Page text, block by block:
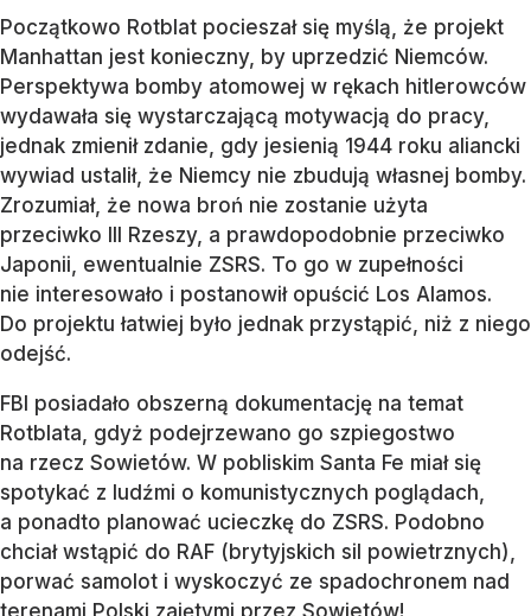
Początkowo Rotblat pocieszał się myślą, że projekt
Manhattan jest konieczny, by uprzedzić Niemców.
Perspektywa bomby atomowej w rękach hitlerowców
wydawała się wystarczającą motywacją do pracy,
jednak zmienił zdanie, gdy jesienią 1944 roku aliancki
wywiad ustalił, że Niemcy nie zbudują własnej bomby.
Zrozumiał, że nowa broń nie zostanie użyta
przeciwko III Rzeszy, a prawdopodobnie przeciwko
Japonii, ewentualnie ZSRS. To go w zupełności
nie interesowało i postanowił opuścić Los Alamos.
Do projektu łatwiej było jednak przystąpić, niż z niego
odejść.
FBI posiadało obszerną dokumentację na temat
Rotblata, gdyż podejrzewano go szpiegostwo
na rzecz Sowietów. W pobliskim Santa Fe miał się
spotykać z ludźmi o komunistycznych poglądach,
a ponadto planować ucieczkę do ZSRS. Podobno
chciał wstąpić do RAF (brytyjskich sil powietrznych),
porwać samolot i wyskoczyć ze spadochronem nad